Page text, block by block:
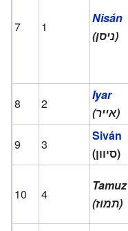
7 1
Nisán
(ניסן)
8 2
Iyar
(אייר)
9
3
Siván
(סיוון)
10 4
Tamuz
(תמוז)